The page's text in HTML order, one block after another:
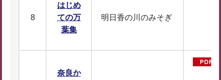
8
はじめ
ての万
葉集
明日香の川のみそぎ
奈良か